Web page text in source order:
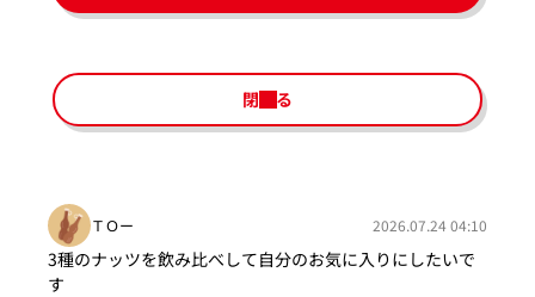
閉じる
ＴＯー 2026.07.24 04:10
3種のナッツを飲み比べして自分のお気に入りにしたいで
す